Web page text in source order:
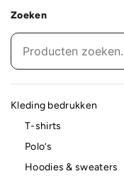
Zoeken
Kleding bedrukken
T-shirts
Polo’s
Hoodies & sweaters